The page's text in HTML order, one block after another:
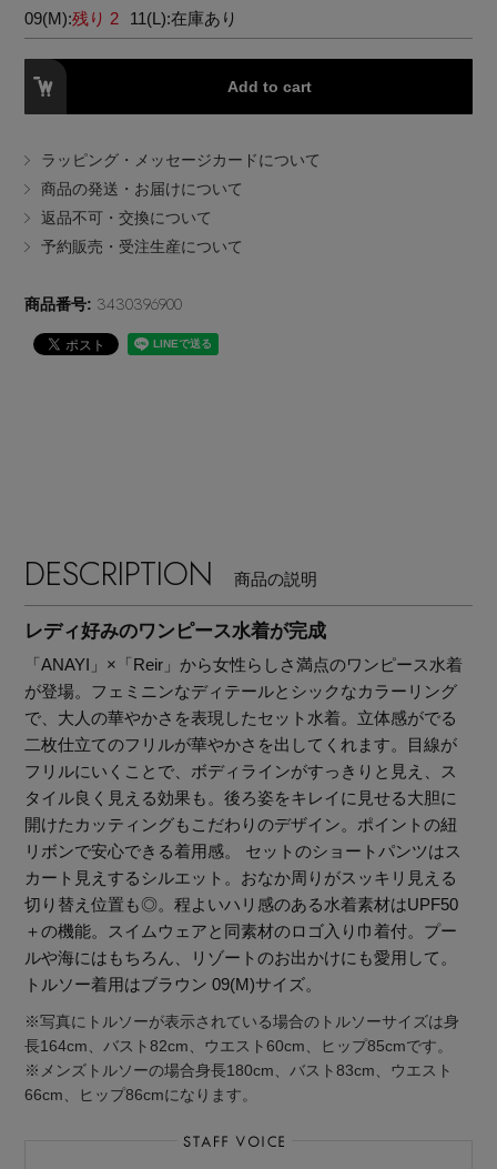
スーツケース
レッグウェア
チャーム・ストラップ
その他(傘・ハンカチ・時計など)
チャーム
BRAND NEWS
HOT STYLE
EDITOR'S CLOSET
【エディターズ・エッセンシャル】
ベーシックとトレンドが交差する16の名品
09(M):残り 2 11(L):在庫あり
Add to cart
ラッピング・メッセージカードについて
商品の発送・お届けについて
返品不可・交換について
予約販売・受注生産について
商品番号: 3430396900
DESCRIPTION 商品の説明
レディ好みのワンピース水着が完成
「ANAYI」×「Reir」から女性らしさ満点のワンピース水着
が登場。フェミニンなディテールとシックなカラーリング
で、大人の華やかさを表現したセット水着。立体感がでる
二枚仕立てのフリルが華やかさを出してくれます。目線が
フリルにいくことで、ボディラインがすっきりと見え、ス
タイル良く見える効果も。後ろ姿をキレイに見せる大胆に
開けたカッティングもこだわりのデザイン。ポイントの紐
リボンで安心できる着用感。 セットのショートパンツはス
カート見えするシルエット。おなか周りがスッキリ見える
切り替え位置も◎。程よいハリ感のある水着素材はUPF50
＋の機能。スイムウェアと同素材のロゴ入り巾着付。プー
ルや海にはもちろん、リゾートのお出かけにも愛用して。
トルソー着用はブラウン 09(M)サイズ。
※写真にトルソーが表示されている場合のトルソーサイズは身
長164cm、バスト82cm、ウエスト60cm、ヒップ85cmです。
※メンズトルソーの場合身長180cm、バスト83cm、ウエスト
66cm、ヒップ86cmになります。